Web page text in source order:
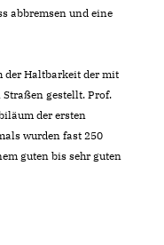
abbremsen und eine
der Haltbarkeit der mit
gestellt. Prof.
der ersten
wurden fast 250
guten bis sehr guten